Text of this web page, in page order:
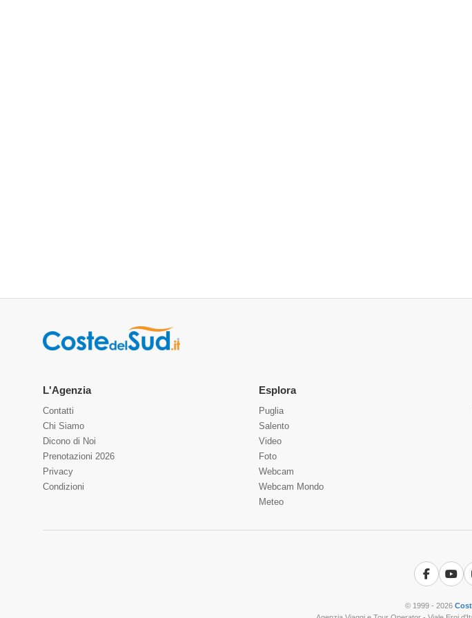
L'Agenzia
Contatti
Chi Siamo
Dicono di Noi
Prenotazioni 2026
Privacy
Condizioni
Esplora
Puglia
Salento
Video
Foto
Webcam
Webcam Mondo
Meteo
© 1999 - 2026